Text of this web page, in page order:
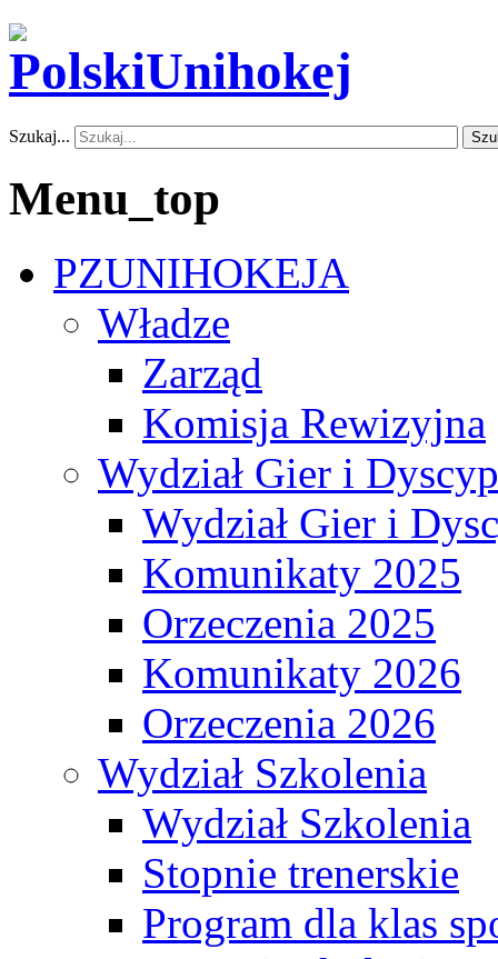
Szukaj...
Menu_top
PZUNIHOKEJA
Władze
Zarząd
Komisja Rewizyjna
Wydział Gier i
Wydział Gier i
Komunikaty 2025
Orzeczenia 2025
Komunikaty 2026
Orzeczenia 2026
Wydział Szkolenia
Wydział Szkolenia
Stopnie trenerskie
Program dla klas